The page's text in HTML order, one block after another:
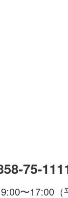
本人であること
とともに、本ポ
75-
〜17:00（